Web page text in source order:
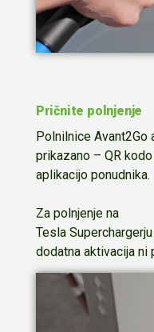
Pričnite polnjenje
Polnilnice Avant2Go
prikazano– QR kodo
aplikacijo ponudnika.
Za polnjenje na
Tesla Superchargerju
dodatna aktivacija ni